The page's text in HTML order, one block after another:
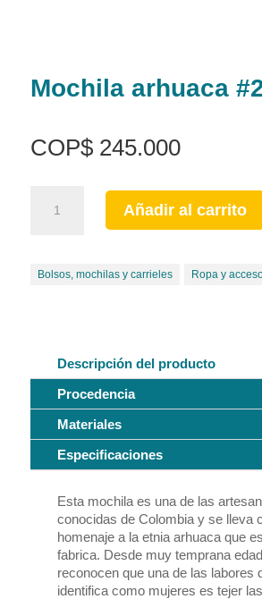
Mochila arhuaca
COP$245.000
arhuaca
Añadir al carrito
Bolsos, mochilas y carrieles Ropa y
Descripción del producto
Procedencia
Materiales
Especificaciones
Esta mochila es una de las
conocidas de Colombia y se lleva
homenaje a la etnia arhuaca que
fabrica. Desde muy temprana
reconocen que una de las labores
identifica como mujeres es tejer